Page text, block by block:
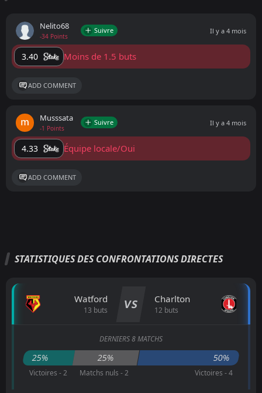
Nelito68
-34 Points
Suivre Il y a 4 mois
3.40 Moins de 1.5 buts
ADD COMMENT
Musssata
-1 Points
Suivre Il y a 4 mois
4.33 Équipe locale/Oui
ADD COMMENT
STATISTIQUES DES CONFRONTATIONS DIRECTES
Watford
13 buts VS Charlton
12 buts
DERNIERS 8 MATCHS
25% 25% 50%
Victoires - 2 Matchs nuls - 2 Victoires - 4